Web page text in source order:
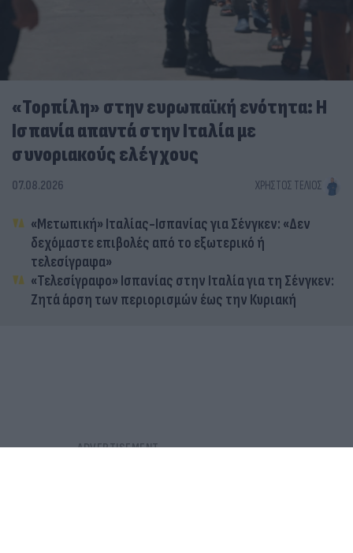
«Τορπίλη» στην ευρωπαϊκή ενότητα: Η
Ισπανία απαντά στην Ιταλία με
συνοριακούς ελέγχους
07.08.2026 ΧΡΉΣΤΟΣ ΤΈΛΙΟΣ
«Μετωπική» Ιταλίας-Ισπανίας για Σένγκεν: «Δεν
δεχόμαστε επιβολές από το εξωτερικό ή
τελεσίγραφα»
«Τελεσίγραφο» Ισπανίας στην Ιταλία για τη Σένγκεν:
Ζητά άρση των περιορισμών έως την Κυριακή